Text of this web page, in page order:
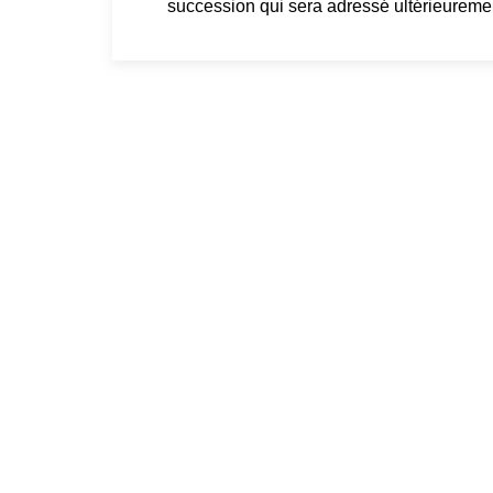
succession qui sera adressé